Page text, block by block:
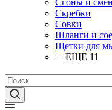
Сгоны и
Скребки
Совки
Шланги и
Щетки для
+ ЕЩЕ 11